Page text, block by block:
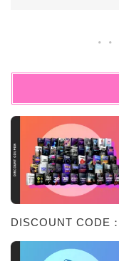
DISCOUNT CODE：